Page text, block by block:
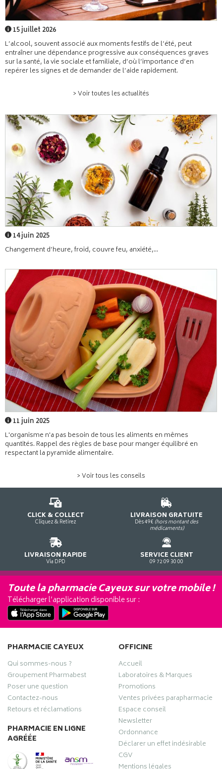
15 juillet 2026
L’alcool, souvent associé aux moments festifs de l’été, peut
entraîner une dépendance progressive aux conséquences graves
sur la santé, la vie sociale et familiale, d’où l’importance d’en
repérer les signes et de demander de l’aide rapidement.
> Voir toutes les actualités
14 juin 2025
Changement d’heure, froid, couvre feu, anxiété,...
11 juin 2025
L'organisme n'a pas besoin de tous les aliments en mêmes
quantités. Rappel des règles de base pour manger équilibré en
respectant la pyramide alimentaire.
> Voir tous les conseils
CLICK & COLLECT
Cliquez & Retirez
LIVRAISON GRATUITE
Dès 49€ (hors montant des
médicaments)
LIVRAISON RAPIDE
Via DPD
SERVICE CLIENT
09 72 09 30 00
Toute la pharmacie Cayeux sur votre mobile !
Télécharger l’application disponible sur :
PHARMACIE CAYEUX
Qui sommes-nous ?
Groupement Pharmabest
Poser une question
Contactez-nous
Retours et réclamations
PHARMACIE EN LIGNE
AGRÉÉE
OFFICINE
Accueil
Laboratoires & Marques
Promotions
Ventes privées parapharmacie
Espace conseil
Newsletter
Ordonnance
Déclarer un effet indésirable
CGV